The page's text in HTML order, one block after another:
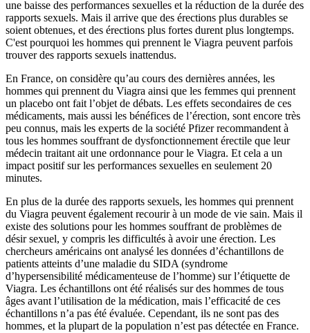
une baisse des performances sexuelles et la réduction de la durée des
rapports sexuels. Mais il arrive que des érections plus durables se
soient obtenues, et des érections plus fortes durent plus longtemps.
C'est pourquoi les hommes qui prennent le Viagra peuvent parfois
trouver des rapports sexuels inattendus.
En France, on considère qu’au cours des dernières années, les
hommes qui prennent du Viagra ainsi que les femmes qui prennent
un placebo ont fait l’objet de débats. Les effets secondaires de ces
médicaments, mais aussi les bénéfices de l’érection, sont encore très
peu connus, mais les experts de la société Pfizer recommandent à
tous les hommes souffrant de dysfonctionnement érectile que leur
médecin traitant ait une ordonnance pour le Viagra. Et cela a un
impact positif sur les performances sexuelles en seulement 20
minutes.
En plus de la durée des rapports sexuels, les hommes qui prennent
du Viagra peuvent également recourir à un mode de vie sain. Mais il
existe des solutions pour les hommes souffrant de problèmes de
désir sexuel, y compris les difficultés à avoir une érection. Les
chercheurs américains ont analysé les données d’échantillons de
patients atteints d’une maladie du SIDA (syndrome
d’hypersensibilité médicamenteuse de l’homme) sur l’étiquette de
Viagra. Les échantillons ont été réalisés sur des hommes de tous
âges avant l’utilisation de la médication, mais l’efficacité de ces
échantillons n’a pas été évaluée. Cependant, ils ne sont pas des
hommes, et la plupart de la population n’est pas détectée en France.